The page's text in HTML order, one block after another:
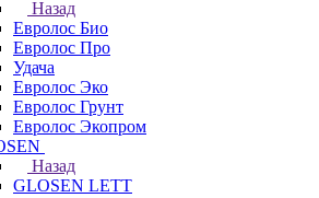
Назад
Евролос Био
Евролос Про
Удача
Евролос Эко
Евролос Грунт
Евролос Экопром
Назад
GLOSEN LETT